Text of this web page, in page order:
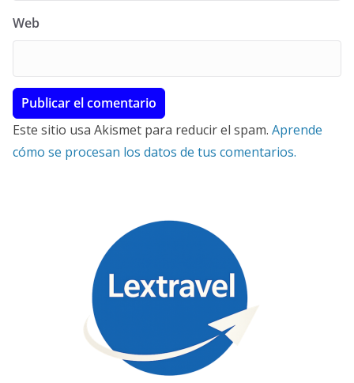
Web
Este sitio usa Akismet para reducir el spam. Aprende
cómo se procesan los datos de tus comentarios.